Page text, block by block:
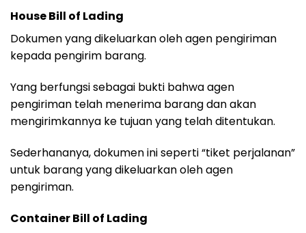
House Bill of Lading
Dokumen yang dikeluarkan oleh agen pengiriman
kepada pengirim barang.
Yang berfungsi sebagai bukti bahwa agen
pengiriman telah menerima barang dan akan
mengirimkannya ke tujuan yang telah ditentukan.
Sederhananya, dokumen ini seperti “tiket perjalanan”
untuk barang yang dikeluarkan oleh agen
pengiriman.
Container Bill of Lading